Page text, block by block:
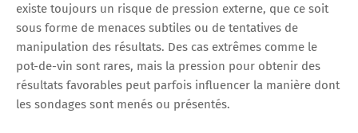
existe toujours un risque de pression externe, que ce soit
sous forme de menaces subtiles ou de tentatives de
manipulation des résultats. Des cas extrêmes comme le
pot-de-vin sont rares, mais la pression pour obtenir des
résultats favorables peut parfois influencer la manière dont
les sondages sont menés ou présentés.